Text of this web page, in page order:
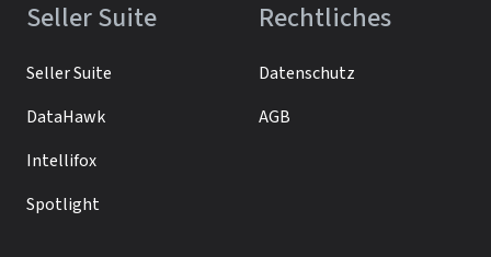
Seller Suite
Seller Suite
DataHawk
Intellifox
Spotlight
Rechtliches
Datenschutz
AGB